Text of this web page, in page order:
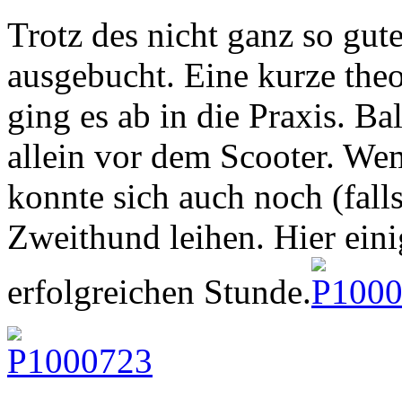
Trotz des nicht ganz so
ausgebucht. Eine kurze
ging es ab in die Praxis.
allein vor dem Scooter.
konnte sich auch noch
Zweithund leihen. Hier
erfolgreichen Stunde.